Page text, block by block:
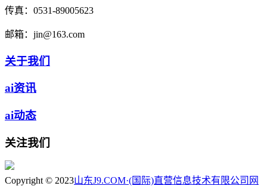
传真： 0531-89005623
邮箱： jin@163.com
关于我们
ai资讯
ai动态
关注我们
Copyright © 2023山东J9.COM·(国际)直营信息技术有限公司 网